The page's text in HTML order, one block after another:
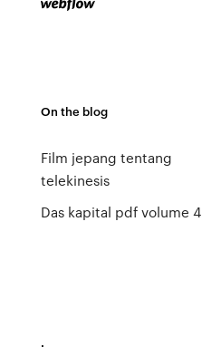
On the blog
Film jepang tentang
telekinesis
Das kapital pdf volume 4